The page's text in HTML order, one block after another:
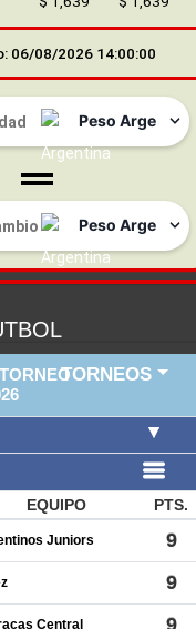
06/08/2026 14:00:00